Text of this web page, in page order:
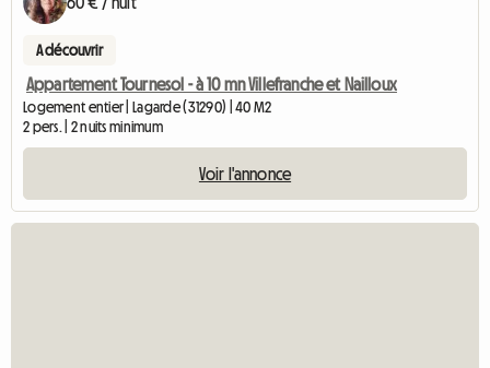
A découvrir
Appartement Tournesol - à 10 mn Villefranche et Nailloux
Logement entier | Lagarde (31290) | 40 M2
2 pers. | 2 nuits minimum
Voir l'annonce